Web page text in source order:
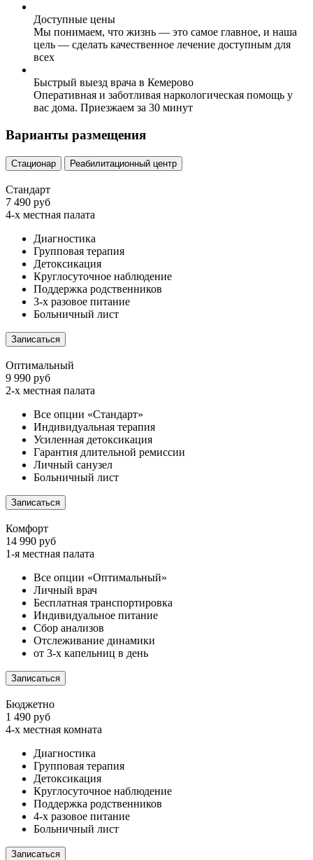
Доступные цены
Мы понимаем, что жизнь — это самое главное, и наша
цель — сделать качественное лечение доступным для
всех
Быстрый выезд врача в Кемерово
Оперативная и заботливая наркологическая помощь у
вас дома. Приезжаем за 30 минут
Варианты размещения
Стационар Реабилитационный центр
Стандарт
7 490 руб
4-х местная палата
Диагностика
Групповая терапия
Детоксикация
Круглосуточное наблюдение
Поддержка родственников
3-х разовое питание
Больничный лист
Записаться
Оптимальный
9 990 руб
2-х местная палата
Все опции «Стандарт»
Индивидуальная терапия
Усиленная детоксикация
Гарантия длительной ремиссии
Личный санузел
Больничный лист
Записаться
Комфорт
14 990 руб
1-я местная палата
Все опции «Оптимальный»
Личный врач
Бесплатная транспортировка
Индивидуальное питание
Сбор анализов
Отслеживание динамики
от 3-х капельниц в день
Записаться
Бюджетно
1 490 руб
4-х местная комната
Диагностика
Групповая терапия
Детоксикация
Круглосуточное наблюдение
Поддержка родственников
4-х разовое питание
Больничный лист
Записаться